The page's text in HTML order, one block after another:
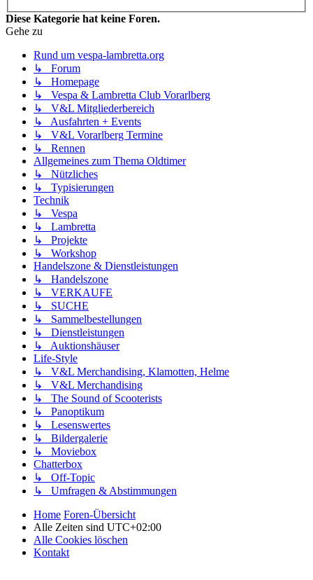
Diese Kategorie hat keine Foren.
Gehe zu
Rund um vespa-lambretta.org
↳ Forum
↳ Homepage
↳ Vespa & Lambretta Club Vorarlberg
↳ V&L Mitgliederbereich
↳ Ausfahrten + Events
↳ V&L Vorarlberg Termine
↳ Rennen
Allgemeines zum Thema Oldtimer
↳ Nützliches
↳ Typisierungen
Technik
↳ Vespa
↳ Lambretta
↳ Projekte
↳ Workshop
Handelszone & Dienstleistungen
↳ Handelszone
↳ VERKAUFE
↳ SUCHE
↳ Sammelbestellungen
↳ Dienstleistungen
↳ Auktionshäuser
Life-Style
↳ V&L Merchandising, Klamotten, Helme
↳ V&L Merchandising
↳ The Sound of Scooterists
↳ Panoptikum
↳ Lesenswertes
↳ Bildergalerie
↳ Moviebox
Chatterbox
↳ Off-Topic
↳ Umfragen & Abstimmungen
Home Foren-Übersicht
Alle Zeiten sind UTC+02:00
Alle Cookies löschen
Kontakt